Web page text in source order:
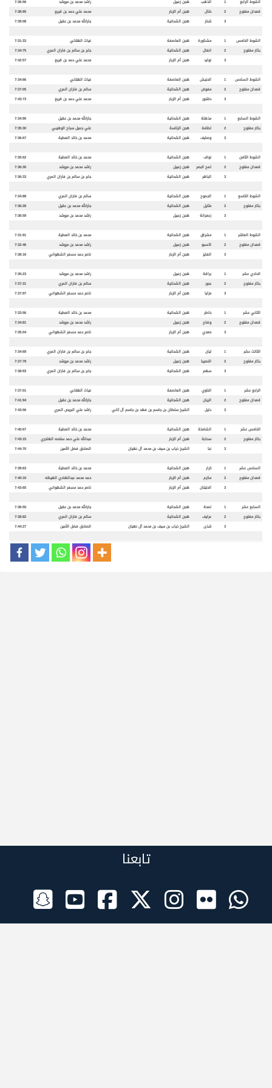
الشوط الرابع 1 الذهب هجن زعبيل راشد محمد بن مروشد
7:36:56
قعدان مفتوح
2 ختال هجن أم الزبار محمد علي حمد بن قريع
7:38:95
3
شنار هجن الشحانية جارالله محمد بن عقيل 7:39:08
الشوط الخامس 1 مشكورة هجن العاصفة غياث الهلالي
7:31:33
بكار مفتوح
2 انفال هجن الشحانية جابر بن سالم بن فاران المري
7:34:75
3
نوايد هجن أم الزبار محمد علي حمد بن قريع 7:42:57
الشوط السادس 1 الحنيش هجن العاصفة غياث الهلالي
7:34:66
قعدان مفتوح
2 مفوض هجن الشحانية سالم بن فاران المري
7:37:05
3
حاشور هجن أم الزبار محمد علي حمد بن قريع 7:43:73
الشوط السابع 1 مذهلة هجن الشحانية جارالله محمد بن عقيل
7:34:90
بكار مفتوح
2 لطامة هجن الرئاسة علي جميل سباح الوهيبي
7:35:30
3
وصايف هجن الشحانية محمد بن خالد العطية 7:36:67
الشوط الثامن 1 نواف هجن الشحانية محمد بن خالد العطية
7:35:62
قعدان مفتوح
2 لمح البصر هجن زعبيل راشد محمد بن مروشد
7:36:30
3
الباهر هجن الشحانية جابر بن سالم بن فاران المري 7:36:33
الشوط التاسع 1 الجموح هجن الشحانية سالم بن فاران المري
7:34:88
بكار مفتوح
2 مثايل هجن الشحانية جارالله محمد بن عقيل
7:36:28
3
زعفرانة هجن زعبيل راشد محمد بن مروشد 7:36:59
الشوط العاشر 1 مشراق هجن الشحانية محمد بن خالد العطية
7:31:91
قعدان مفتوح
2 اكسبو هجن زعبيل راشد محمد بن مروشد
7:32:46
3
الفايز هجن أم الزبار ناصر حمد مسفر الشهواني 7:38:16
الحادي عشر 1 براقة هجن زعبيل راشد محمد بن مروشد
7:35:23
بكار مفتوح
2 بحور هجن الشحانية سالم بن فاران المري
7:37:31
3
مزايا هجن أم الزبار ناصر حمد مسفر الشهواني 7:37:97
الثاني عشر 1 خاطر هجن الشحانية محمد بن خالد العطية
7:33:56
قعدان مفتوح
2 وضاح هجن زعبيل راشد محمد بن مروشد
7:34:81
3
معدي هجن أم الزبار ناصر حمد مسفر الشهواني 7:35:04
الثالث عشر 1 ليان هجن الشحانية جابر بن سالم بن فاران المري
7:34:69
بكار مفتوح
2 النصيبا هجن زعبيل راشد محمد بن مروشد
7:37:79
3
سهم هجن الشحانية جابر بن سالم بن فاران المري 7:38:93
الرابع عشر 1 الناوي هجن العاصفة غياث الهلالي
7:37:01
قعدان مفتوح
2 الريان هجن الشحانية جارالله محمد بن عقيل
7:41:94
3
دليل الشيخ سلطان بن جاسم بن فهد بن جاسم آل ثاني راشد علي البريص المري 7:43:56
الخامس عشر 1 الشامخة هجن الشحانية محمد بن خالد العطية
7:40:67
بكار مفتوح
2 سحابة هجن أم الزبار عبدالله علي حمد سلامه الهاجري
7:43:15
3
نبا الشيخ ذياب بن سيف بن محمد آل نهيان الصادق فضل الأمين 7:44:70
السادس عشر 1 كرار هجن الشحانية محمد بن خالد العطية
7:39:63
قعدان مفتوح
2 مكرم هجن أم الزبار حمد محمد عبدالهادي الهيظه
7:40:10
3
الحليتان هجن أم الزبار ناصر حمد مسفر الشهواني 7:43:65
السابع عشر 1 لمحة هجن الشحانية جارالله محمد بن عقيل
7:36:55
بكار مفتوح
2 عرايف هجن الشحانية سالم بن فاران المري
7:38:82
3
شذى الشيخ ذياب بن سيف بن محمد آل نهيان الصادق فضل الأمين 7:44:27
تابعنا